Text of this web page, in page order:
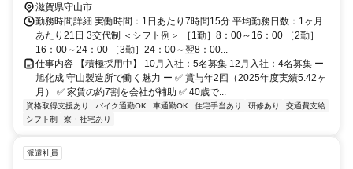
滋賀県守山市
勤務時間詳細 実働時間：1日あたり7時間15分 平均勤務日数：1ヶ月
あたり21日 3交代制 ＜シフト例＞ ［1勤］8：00～16：00 ［2勤］
16：00～24：00 ［3勤］24：00～翌8：00...
仕事内容 【積極採用中】 10月入社：5名募集 12月入社：4名募集 ー
旭化成 守山製造所で働く魅力 ー ✅ 賞与年2回（2025年度実績5.42ヶ
月） ✅ 家賃の約7割を会社が補助 ✅ 40歳で...
資格取得支援あり バイク通勤OK 車通勤OK 住宅手当あり 研修あり
交通費支給
シフト制
寮・社宅あり
派遣社員